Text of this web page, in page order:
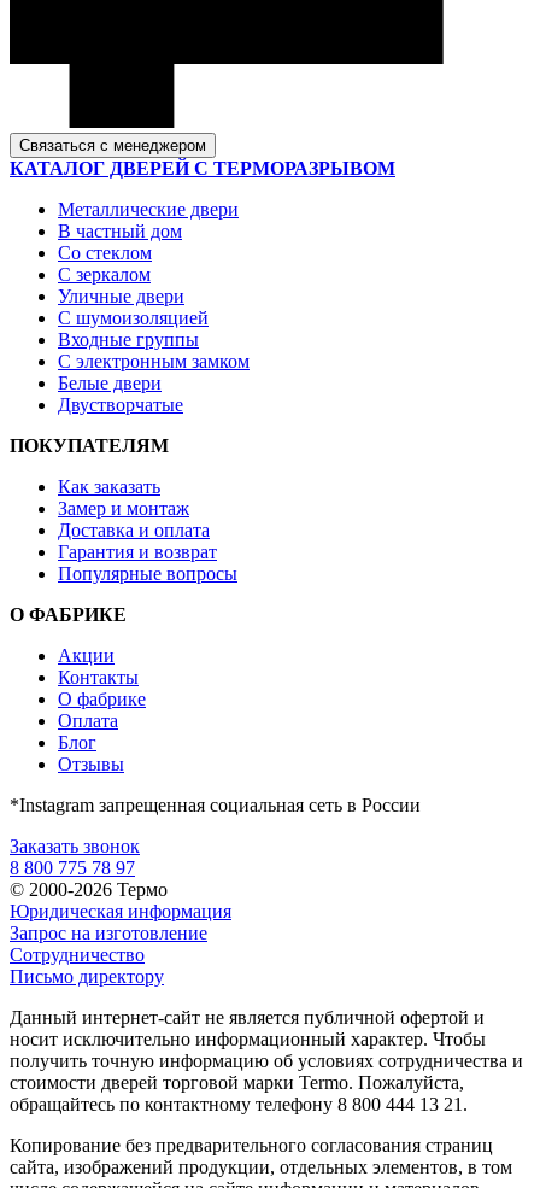
Связаться с менеджером
КАТАЛОГ ДВЕРЕЙ С ТЕРМОРАЗРЫВОМ
Металлические двери
В частный дом
Со стеклом
С зеркалом
Уличные двери
С шумоизоляцией
Входные группы
С электронным замком
Белые двери
Двустворчатые
ПОКУПАТЕЛЯМ
Как заказать
Замер и монтаж
Доставка и оплата
Гарантия и возврат
Популярные вопросы
О ФАБРИКЕ
Акции
Контакты
О фабрике
Оплата
Блог
Отзывы
*Instagram запрещенная социальная сеть в России
Заказать звонок
8 800 775 78 97
© 2000-2026 Термо
Юридическая информация
Запрос на изготовление
Сотрудничество
Письмо директору
Данный интернет-сайт не является публичной офертой и
носит исключительно информационный характер. Чтобы
получить точную информацию об условиях сотрудничества и
стоимости дверей торговой марки Termo. Пожалуйста,
обращайтесь по контактному телефону 8 800 444 13 21.
Копирование без предварительного согласования страниц
сайта, изображений продукции, отдельных элементов, в том